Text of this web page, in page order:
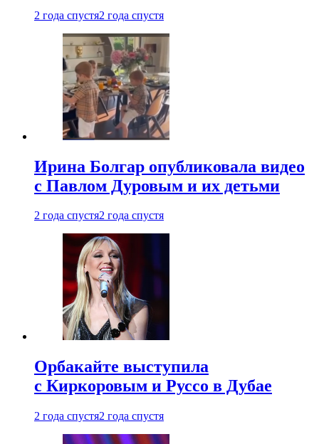
2 года спустя2 года спустя
Ирина Болгар опубликовала видео
с Павлом Дуровым и их детьми
2 года спустя2 года спустя
Орбакайте выступила
с Киркоровым и Руссо в Дубае
2 года спустя2 года спустя